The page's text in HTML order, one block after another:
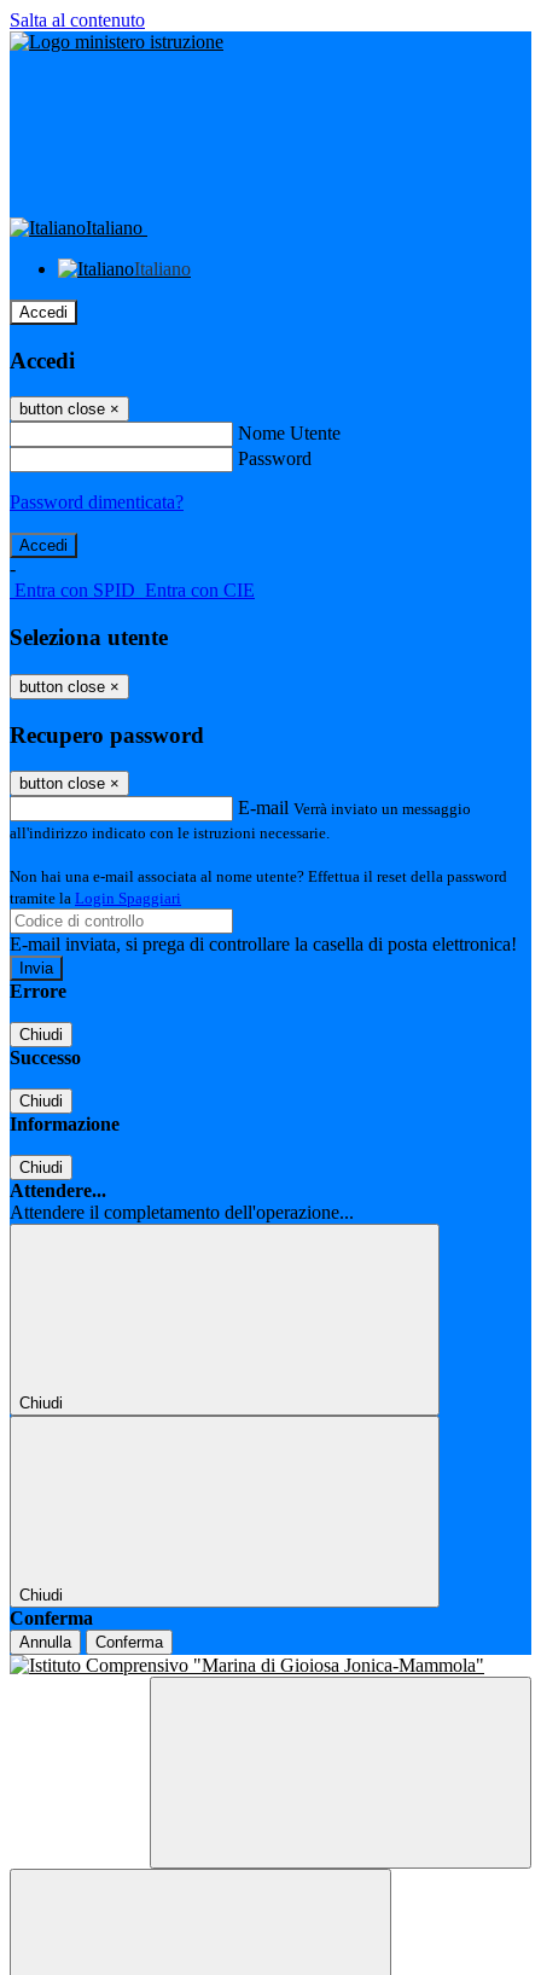
Salta al contenuto
Italiano
Italiano
Accedi
Accedi
button close ×
Nome Utente
Password
Password dimenticata?
-
Entra con SPID Entra con CIE
Seleziona utente
button close ×
Recupero password
button close ×
E-mail Verrà inviato un messaggio
all'indirizzo indicato con le istruzioni necessarie.
Non hai una e-mail associata al nome utente? Effettua il reset della password
tramite la Login Spaggiari
E-mail inviata, si prega di controllare la casella di posta elettronica!
Errore
Chiudi
Successo
Chiudi
Informazione
Chiudi
Attendere...
Attendere il completamento dell'operazione...
Chiudi
Chiudi
Conferma
Annulla Conferma